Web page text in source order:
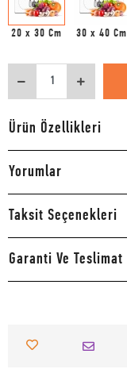
20 x 30 Cm 30 x 40 Cm
Ürün Özellikleri
Yorumlar
Taksit Seçenekleri
Garanti Ve Teslimat